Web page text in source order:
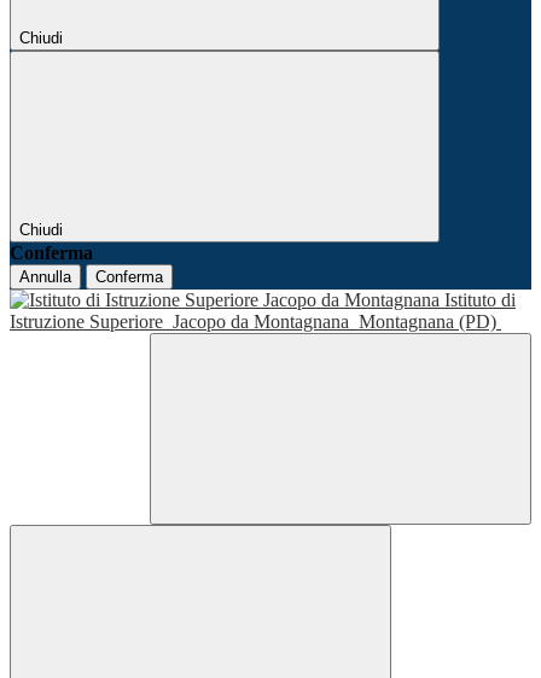
Chiudi
Chiudi
Conferma
Annulla Conferma
Istituto di
Istruzione Superiore Jacopo da Montagnana Montagnana (PD)